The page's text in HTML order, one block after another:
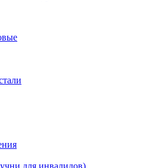
для инвалидов)